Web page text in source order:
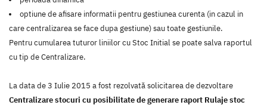
optiune de afisare informatii pentru gestiunea curenta (in cazul in
care centralizarea se face dupa gestiune) sau toate gestiunile.
Pentru cumularea tuturor liniilor cu Stoc Initial se poate salva raportul
cu tip de Centralizare.
La data de 3 Iulie 2015 a fost rezolvată solicitarea de dezvoltare
Centralizare stocuri cu posibilitate de generare raport Rulaje stoc